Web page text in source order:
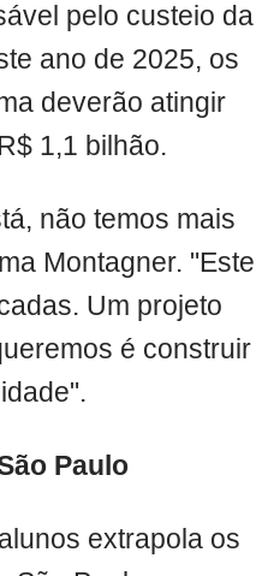
pelo custeio da
ano de 2025, os
deverão atingir
1,1 bilhão.
não temos mais
Montagner. "Este
Um projeto
é construir
Paulo
extrapola os